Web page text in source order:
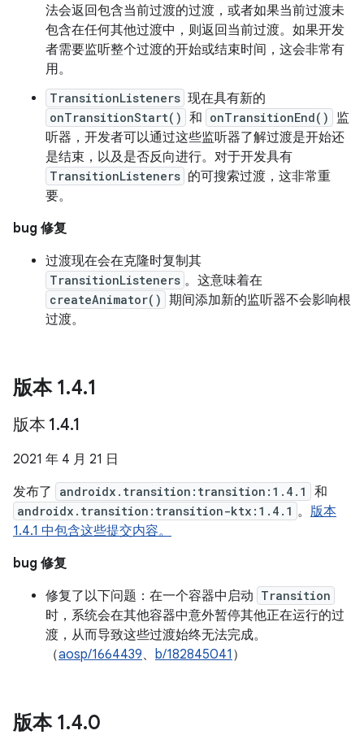
法会返回包含当前过渡的过渡，或者如果当前过渡未
包含在任何其他过渡中，则返回当前过渡。如果开发
者需要监听整个过渡的开始或结束时间，这会非常有
用。
TransitionListeners 现在具有新的
onTransitionStart() 和 onTransitionEnd()
监
听器，开发者可以通过这些监听器了解过渡是开始还
是结束，以及是否反向进行。对于开发具有
TransitionListeners 的可搜索过渡，这非常重
要。
bug 修复
过渡现在会在克隆时复制其
TransitionListeners 。这意味着在
createAnimator() 期间添加新的监听器不会影响根
过渡。
版本 1.4.1
版本 1.4.1
2021 年 4 月 21 日
发布了
androidx.transition:transition:1.4.1 和
androidx.transition:transition-ktx:1.4.1 。 版本
1.4.1 中包含这些提交内容。
bug 修复
修复了以下问题：在一个容器中启动 Transition
时，系统会在其他容器中意外暂停其他正在运行的过
渡，从而导致这些过渡始终无法完成。
（aosp/1664439、 b/182845041 ）
版本 1.4.0